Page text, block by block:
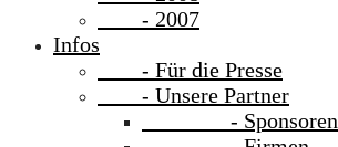
- 2007
Infos
- Für die Presse
- Unsere Partner
- Sponsoren